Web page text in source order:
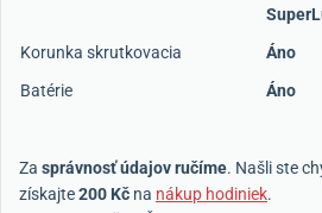
Korunka skrutkovacia
Áno
Batérie
Áno
Za správnosť údajov ručíme. Našli ste
získajte200 Kč na nákup hodiniek.